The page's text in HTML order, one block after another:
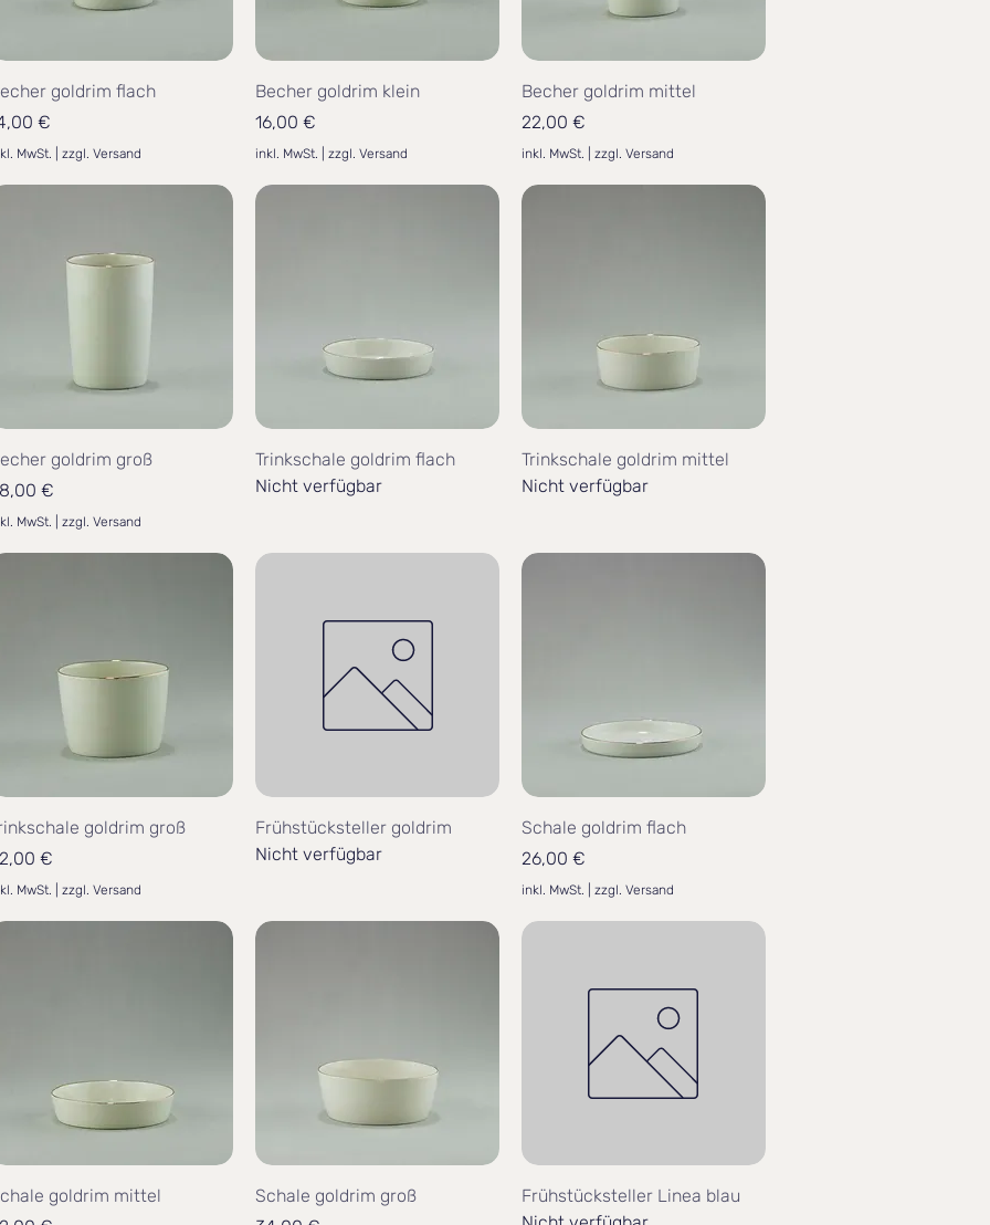
goldrim flach
€
MwSt. |zzgl. Versand
Becher goldrim klein
Preis
16,00 €
inkl. MwSt. |zzgl. Versand
Becher goldrim mittel
Preis
22,00 €
inkl. MwSt. |zzgl. Versand
goldrim groß
€
MwSt. |zzgl. Versand
Trinkschale goldrim flach
Nicht verfügbar
Trinkschale goldrim mittel
Nicht verfügbar
goldrim groß
€
MwSt. |zzgl. Versand
Frühstücksteller goldrim
Nicht verfügbar
Schale goldrim flach
Preis
26,00 €
inkl. MwSt. |zzgl. Versand
goldrim mittel
Schale goldrim groß
Frühstücksteller Linea blau